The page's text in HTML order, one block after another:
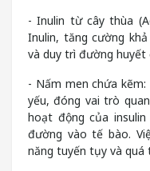
- Inulin từ cây thùa
Inulin, tăng cường
và duy trì đường huyết
- Nấm men chứa
yếu, đóng vai trò
hoạt động của
đường vào tế bào.
năng tuyến tụy và quá